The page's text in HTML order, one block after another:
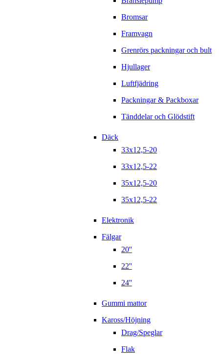
Bromsar
Framvagn
Grenrörs packningar och bult
Hjullager
Luftfjädring
Packningar & Packboxar
Tänddelar och Glödstift
Däck
33x12,5-20
33x12,5-22
35x12,5-20
35x12,5-22
Elektronik
Fälgar
20''
22''
24''
Gummi mattor
Kaross/Höjning
Drag/Speglar
Flak